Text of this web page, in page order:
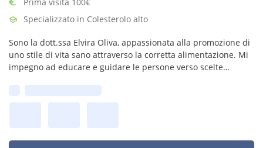
Specializzato in Colesterolo alto
Sono la dott.ssa Elvira Oliva, appassionata alla promozione di
uno stile di vita sano attraverso la corretta alimentazione. Mi
impegno ad educare e guidare le persone verso scelte